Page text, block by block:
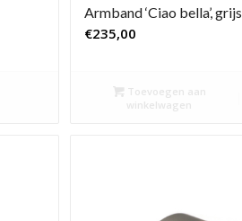
Armband ‘Ciao bella’, grijs
€235,00
Toevoegen aan
winkelwagen